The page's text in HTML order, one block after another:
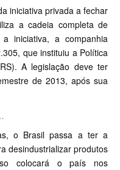
iniciativa privada a fechar
a cadeia completa de
iniciativa, a companhia
que instituiu a Política
A legislação deve ter
de 2013, após sua
-
o Brasil passa a ter a
desindustrializar produtos
colocará o país nos